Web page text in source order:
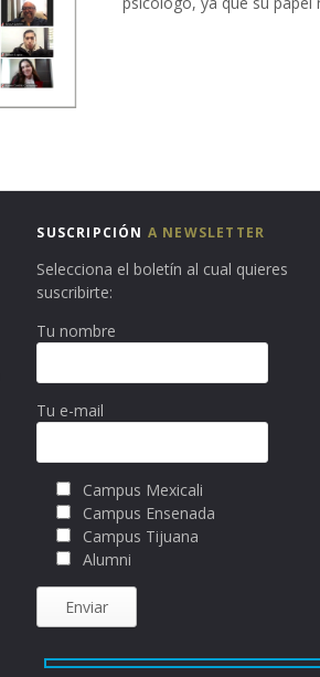
SUSCRIPCIÓN A NEWSLETTER
Selecciona el boletín al cual quieres
suscribirte:
Tu nombre
Tu e-mail
Campus Mexicali
Campus Ensenada
Campus Tijuana
Alumni